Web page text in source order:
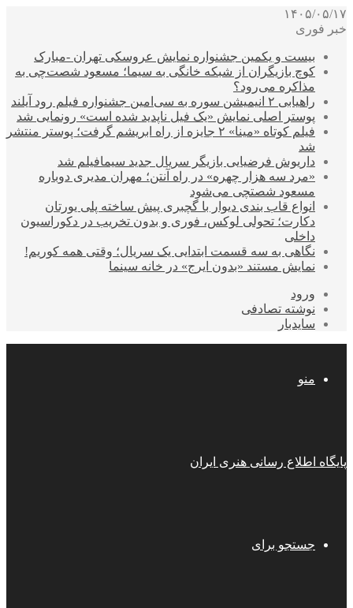
۱۴۰۵/۰۵/۱۷
خبر فوری
بیست و یکمین جشنواره نمایش عروسکی تهران -مبارک
کوچ بازیگران از شبکه خانگی به سیما؛ مسعود شصت‌چی به
مذاکره می‌رود؟
راهیابی ۲ انیمیشن سوره به سی‌امین جشنواره فیلم رود آیلند
پوستر اصلی نمایش «یک فیل ناپدید شده است» رونمایی شد
فیلم کوتاه «مینا» ۲ جایزه از راه ابریشم گرفت؛ پوستر منتشر
شد
داریوش فرضیایی بازیگر سریال جدید سیمافیلم شد
«مرد سه هزار چهره» در راه آنتن؛ مهران مدیری دوباره
مسعود شصتچی می‌شود
انواع قاب بندی دیوار با گچبری پیش ساخته پلی یورتان
دکارت؛ تحولی لوکس، فوری و بدون تخریب در دکوراسیون
داخلی
نگاهی به سه قسمت ابتدایی یک سریال؛ وقتی همه کوریم!
نمایش مستند «بدون ایرج» در خانه سینما
ورود
نوشته تصادفی
سایدبار
منو
پایگاه اطلاع رسانی هنری ایران
جستجو برای